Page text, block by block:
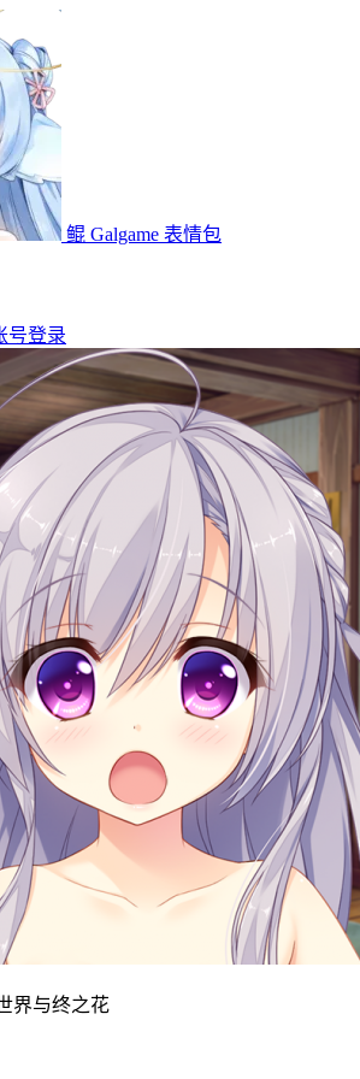
鲲 Galgame 表情包
号登录
界与终之花